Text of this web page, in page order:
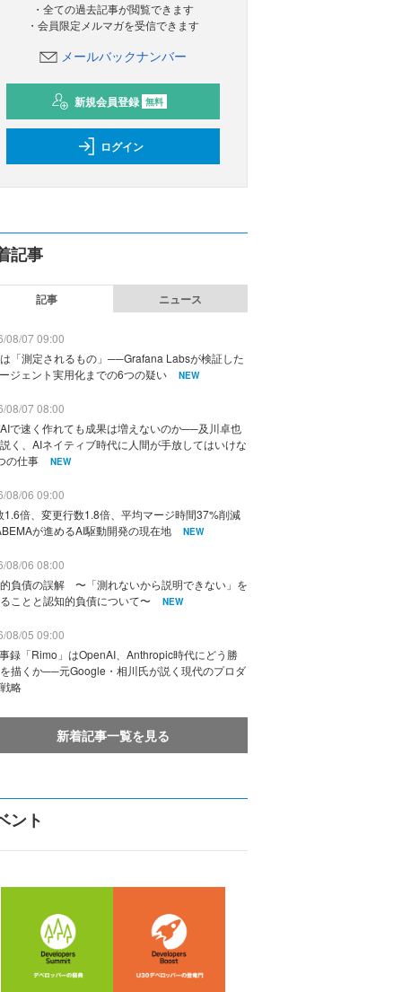
・全ての過去記事が閲覧できます
・会員限定メルマガを受信できます
メールバックナンバー
新規会員登録 無料
ログイン
記事
記事 ニュース
08/07 09:00
「測定されるもの」──Grafana Labsが検証した
ジェント実用化までの6つの疑い
NEW
08/07 08:00
で速く作れても成果は増えないのか──及川卓也
く、AIネイティブ時代に人間が手放してはいけな
の仕事
NEW
08/06 09:00
1.6倍、変更行数1.8倍、平均マージ時間37%削減
が進めるAI駆動開発の現在地
NEW
08/06 08:00
負債の誤解 〜「測れないから説明できない」を
ことと認知的負債について〜
NEW
08/05 09:00
録「Rimo」はOpenAI、Anthropic時代にどう勝
描くか──元Google・相川氏が説く現代のプロダ
略
新着記事一覧を見る
ント